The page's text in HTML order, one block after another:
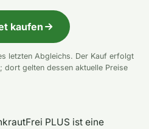
kaufen
letzten Abgleichs. Der Kauf erfolgt
dort gelten dessen aktuelle Preise
PLUS ist eine